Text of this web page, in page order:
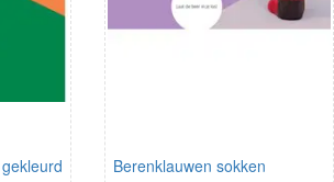
Berenklauwen sokken